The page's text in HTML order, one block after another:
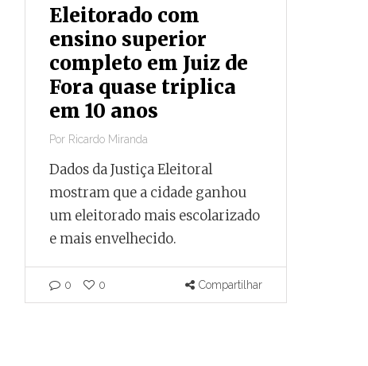
Eleitorado com
ensino superior
completo em Juiz de
Fora quase triplica
em 10 anos
Por Ricardo Miranda
Dados da Justiça Eleitoral
mostram que a cidade ganhou
um eleitorado mais escolarizado
e mais envelhecido.
0 0 Compartilhar